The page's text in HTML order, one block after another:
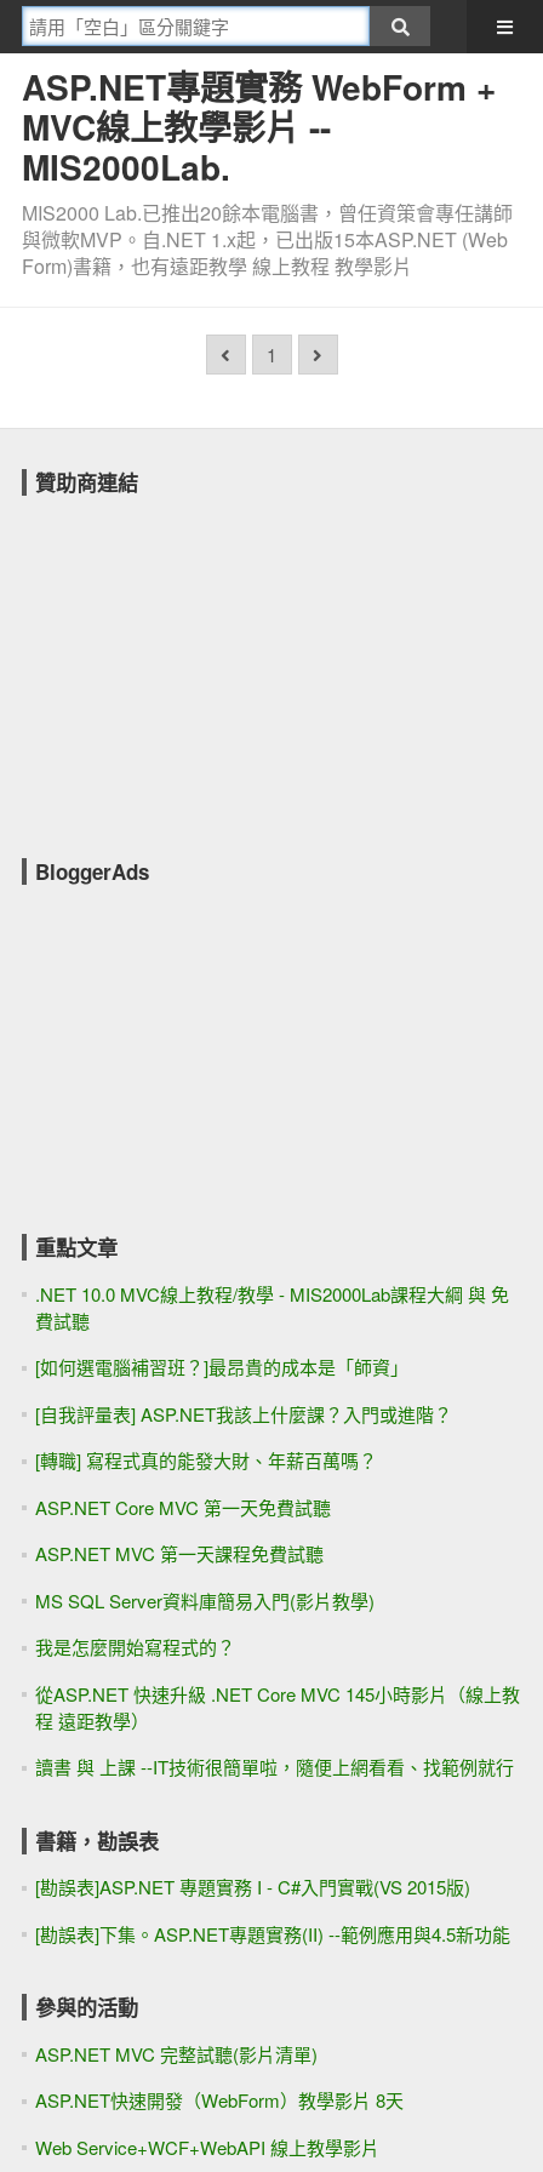
ASP.NET專題實務 WebForm +
MVC線上教學影片 --
MIS2000Lab.
MIS2000 Lab.已推出20餘本電腦書，曾任資策會專任講師
與微軟MVP。自.NET 1.x起，已出版15本ASP.NET (Web
Form)書籍，也有遠距教學 線上教程 教學影片
1
贊助商連結
BloggerAds
重點文章
.NET 10.0 MVC線上教程/教學 - MIS2000Lab課程大綱 與 免
費試聽
[如何選電腦補習班？]最昂貴的成本是「師資」
[自我評量表] ASP.NET我該上什麼課？入門或進階？
[轉職] 寫程式真的能發大財、年薪百萬嗎？
ASP.NET Core MVC 第一天免費試聽
ASP.NET MVC 第一天課程免費試聽
MS SQL Server資料庫簡易入門(影片教學)
我是怎麼開始寫程式的？
從ASP.NET 快速升級 .NET Core MVC 145小時影片（線上教
程 遠距教學）
讀書 與 上課 --IT技術很簡單啦，隨便上網看看、找範例就行
書籍，勘誤表
[勘誤表]ASP.NET 專題實務 I - C#入門實戰(VS 2015版)
[勘誤表]下集。ASP.NET專題實務(II) --範例應用與4.5新功能
參與的活動
ASP.NET MVC 完整試聽(影片清單)
ASP.NET快速開發（WebForm）教學影片 8天
Web Service+WCF+WebAPI 線上教學影片